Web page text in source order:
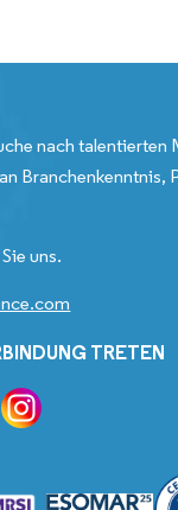
nach talentierten
Branchenkenntnis,
uns.
TRETEN